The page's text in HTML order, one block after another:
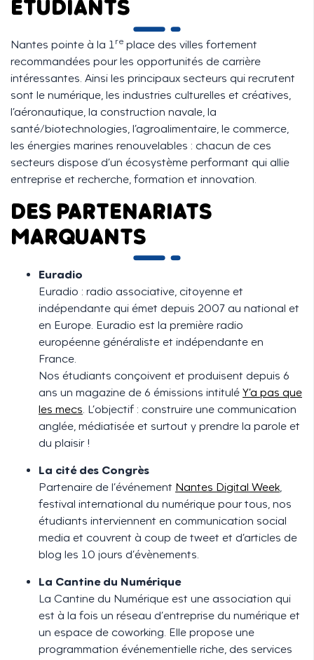
ÉTUDIANTS
Nantes pointe à la 1re place des villes fortement
recommandées pour les opportunités de carrière
intéressantes. Ainsi les principaux secteurs qui recrutent
sont le numérique, les industries culturelles et créatives,
l’aéronautique, la construction navale, la
santé/biotechnologies, l’agroalimentaire, le commerce,
les énergies marines renouvelables : chacun de ces
secteurs dispose d’un écosystème performant qui allie
entreprise et recherche, formation et innovation.
DES PARTENARIATS
MARQUANTS
Euradio
Euradio : radio associative, citoyenne et
indépendante qui émet depuis 2007 au national et
en Europe. Euradio est la première radio
européenne généraliste et indépendante en
France.
Nos étudiants conçoivent et produisent depuis 6
ans un magazine de 6 émissions intitulé Y’a pas que
les mecs . L’objectif : construire une communication
anglée, médiatisée et surtout y prendre la parole et
du plaisir !
La cité des Congrès
Partenaire de l’événement Nantes Digital Week,
festival international du numérique pour tous, nos
étudiants interviennent en communication social
media et couvrent à coup de tweet et d’articles de
blog les 10 jours d’évènements.
La Cantine du Numérique
La Cantine du Numérique est une association qui
est à la fois un réseau d’entreprise du numérique et
un espace de coworking. Elle propose une
programmation événementielle riche, des services